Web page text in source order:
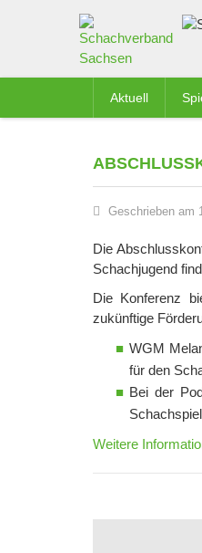
Aktuell
Geschrieben am
Die
Schachjugend
Die Konferenz
zukünftige
WGM
für den
Bei der
Weitere